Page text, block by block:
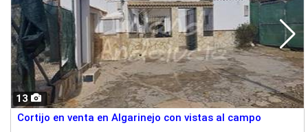
13
Cortijo en venta en Algarinejo con vistas al campo